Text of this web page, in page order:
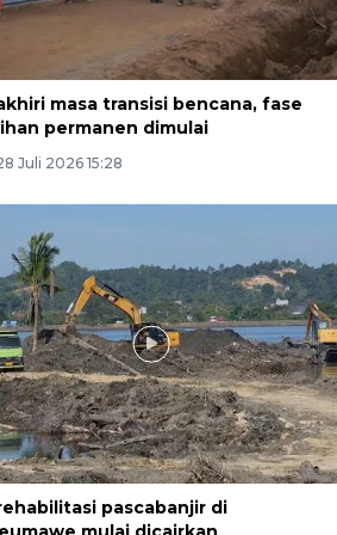
masa transisi bencana, fase
permanen dimulai
Juli 2026 15:28
pascabanjir di